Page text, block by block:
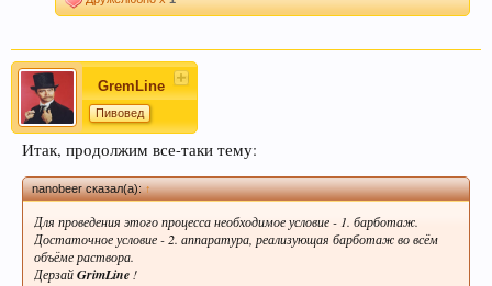
GremLine
Пивовед
Итак, продолжим все-таки тему:
nanobeer сказал(а):↑
Для проведения этого процесса необходимое условие - 1. барботаж.
Достаточное условие - 2. аппаратура, реализующая барботаж во всём
объёме раствора.
ДерзайGrimLine!